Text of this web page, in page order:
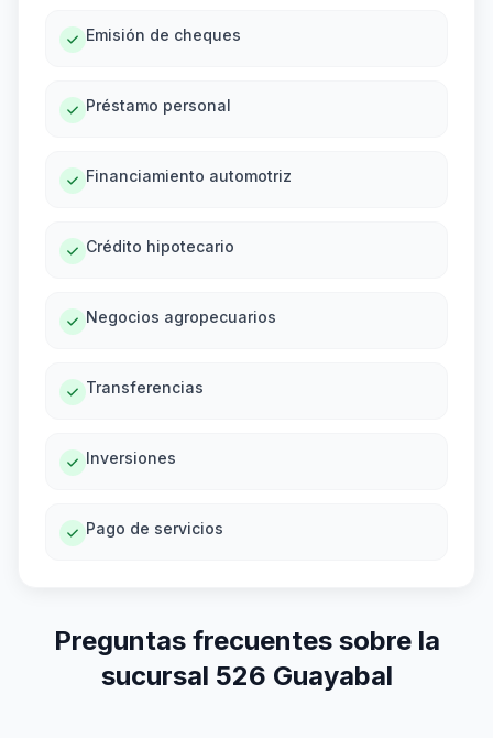
Emisión de cheques
Préstamo personal
Financiamiento automotriz
Crédito hipotecario
Negocios agropecuarios
Transferencias
Inversiones
Pago de servicios
Preguntas frecuentes sobre la
sucursal 526 Guayabal